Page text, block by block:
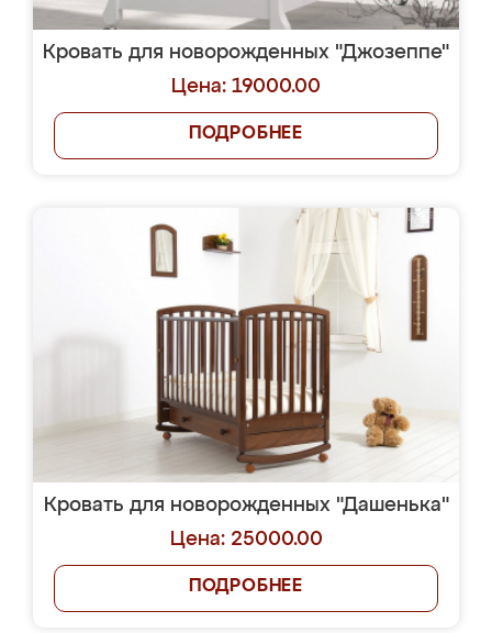
Кровать для новорожденных "Джозеппе"
Цена: 19000.00
ПОДРОБНЕЕ
Кровать для новорожденных "Дашенька"
Цена: 25000.00
ПОДРОБНЕЕ